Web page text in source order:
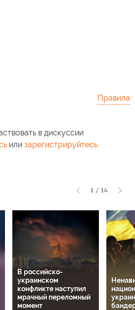
Правила
в дискуссии
или зарегистрируйтесь
1 / 14
В российско-
украинском
конфликте наступил
мрачный переломный
момент